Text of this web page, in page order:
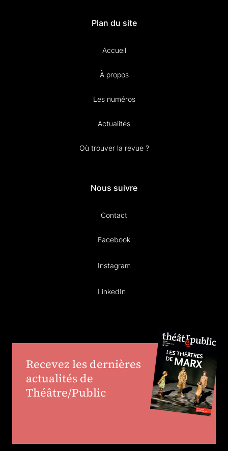
Plan du site
Accueil
À propos
Les numéros
Actualités
Où trouver la revue ?
Nous suivre
Contact
Facebook
Instagram
LinkedIn
Recevez les dernières
actualités de
Théâtre/Public